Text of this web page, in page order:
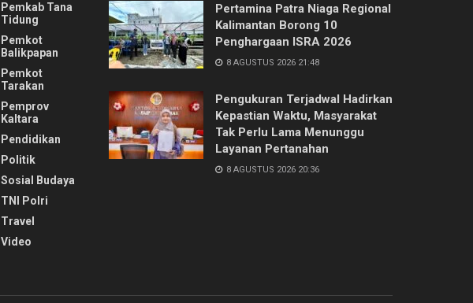
Pemkab Tana
Tidung
Pemkot
Balikpapan
Pemkot
Tarakan
Pemprov
Kaltara
Pendidikan
Politik
Sosial Budaya
TNI Polri
Travel
Video
Pertamina Patra Niaga Regional
Kalimantan Borong 10
Penghargaan ISRA 2026
8 AGUSTUS 2026 21:48
Pengukuran Terjadwal Hadirkan
Kepastian Waktu, Masyarakat
Tak Perlu Lama Menunggu
Layanan Pertanahan
8 AGUSTUS 2026 20:36